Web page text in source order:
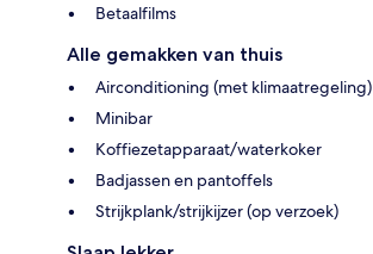
Betaalfilms
Alle gemakken van thuis
Airconditioning (met klimaatregeling)
Minibar
Koffiezetapparaat/waterkoker
Badjassen en pantoffels
Strijkplank/strijkijzer (op verzoek)